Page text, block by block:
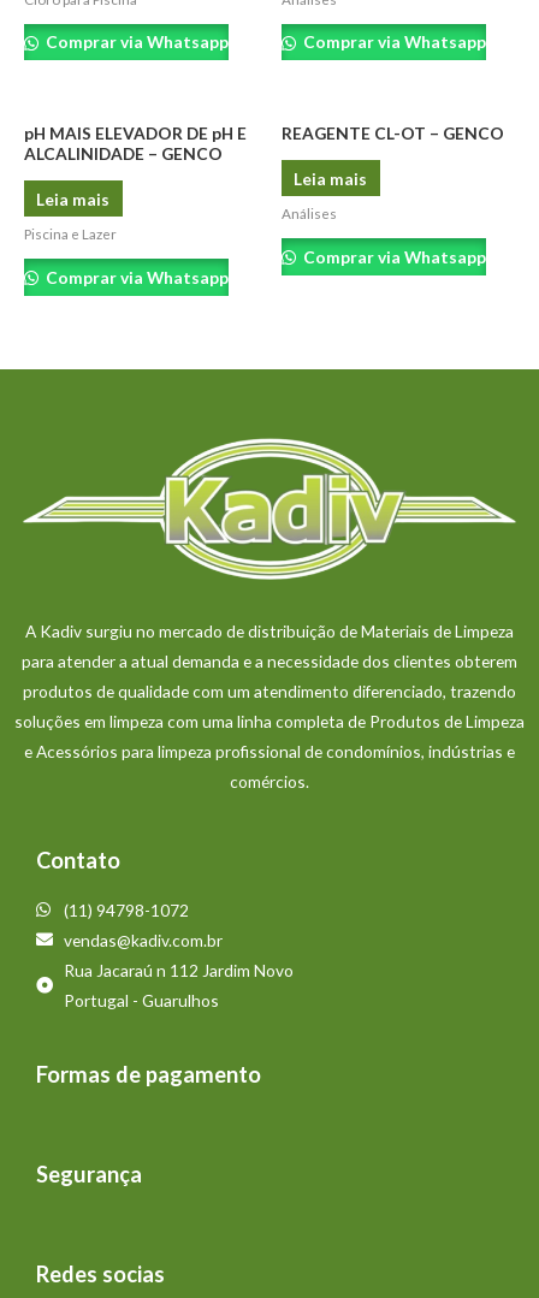
Comprar via Whatsapp Comprar via Whatsapp
pH MAIS ELEVADOR DE pH E
ALCALINIDADE – GENCO
Leia mais
Piscina e Lazer
Comprar via Whatsapp
REAGENTE CL-OT – GENCO
Leia mais
Análises
Comprar via Whatsapp
A Kadiv surgiu no mercado de distribuição de Materiais de Limpeza
para atender a atual demanda e a necessidade dos clientes obterem
produtos de qualidade com um atendimento diferenciado, trazendo
soluções em limpeza com uma linha completa de Produtos de Limpeza
e Acessórios para limpeza profissional de condomínios, indústrias e
comércios.
Contato
(11) 94798-1072
vendas@kadiv.com.br
Rua Jacaraú n 112 Jardim Novo
Portugal - Guarulhos
Formas de pagamento
Segurança
Redes socias